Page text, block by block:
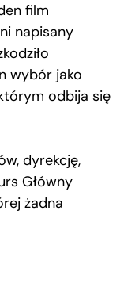
film
napisany
wybór jako
odbija się
dyrekcję,
Główny
żadna